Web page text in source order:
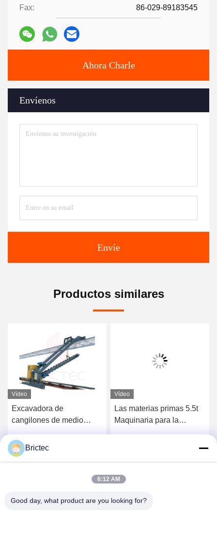
Fax: 86-029-89183545
Ahora Charle
Envíenos
Envíe
Productos similares
Vídeo
Excavadora de
cangilones de medio
70 m³/m, brazo de 1140
mm de longitud y potencia
preparación de materiales
Vídeo
Las materias primas 5.5t
Maquinaria para la
Brictec
6:12 AM
Good day, what product are you looking for?